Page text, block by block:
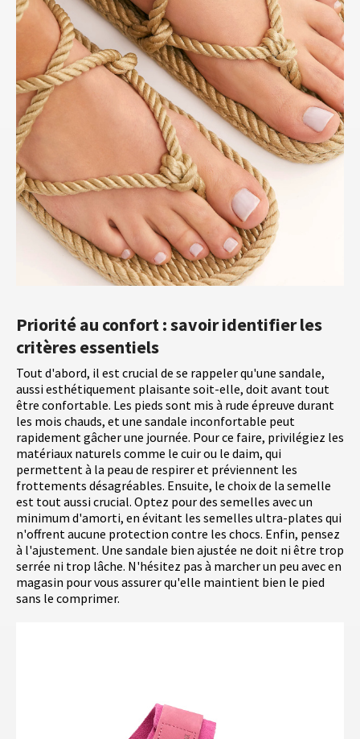
Priorité au confort : savoir identifier les
critères essentiels
Tout d'abord, il est crucial de se rappeler qu'une sandale,
aussi esthétiquement plaisante soit-elle, doit avant tout
être confortable. Les pieds sont mis à rude épreuve durant
les mois chauds, et une sandale inconfortable peut
rapidement gâcher une journée. Pour ce faire, privilégiez les
matériaux naturels comme le cuir ou le daim, qui
permettent à la peau de respirer et préviennent les
frottements désagréables. Ensuite, le choix de la semelle
est tout aussi crucial. Optez pour des semelles avec un
minimum d'amorti, en évitant les semelles ultra-plates qui
n'offrent aucune protection contre les chocs. Enfin, pensez
à l'ajustement. Une sandale bien ajustée ne doit ni être trop
serrée ni trop lâche. N'hésitez pas à marcher un peu avec en
magasin pour vous assurer qu'elle maintient bien le pied
sans le comprimer.